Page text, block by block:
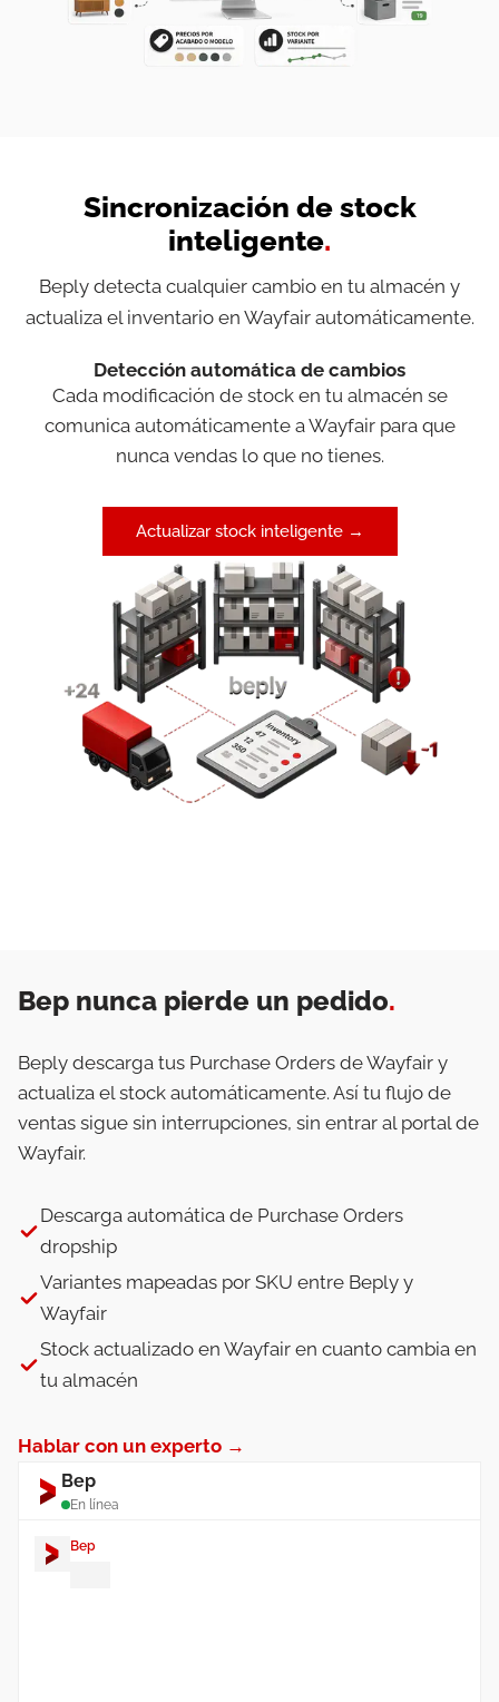
Sincronización de stock
inteligente.
Beply detecta cualquier cambio en tu almacén y
actualiza el inventario en Wayfair automáticamente.
Detección automática de cambios
Cada modificación de stock en tu almacén se
comunica automáticamente a Wayfair para que
nunca vendas lo que no tienes.
Actualizar stock inteligente →
Bep nunca pierde un pedido.
Beply descarga tus Purchase Orders de Wayfair y
actualiza el stock automáticamente. Así tu flujo de
ventas sigue sin interrupciones, sin entrar al portal de
Wayfair.
Descarga automática de Purchase Orders
dropship
Variantes mapeadas por SKU entre Beply y
Wayfair
Stock actualizado en Wayfair en cuanto cambia en
tu almacén
Hablar con un experto →
Bep
En línea
Bep